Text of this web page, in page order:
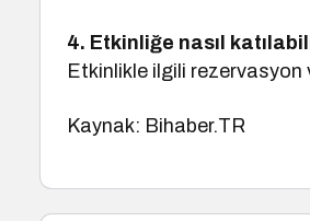
4. Etkinliğe nasıl
Etkinlikle ilgili rezervasyon
Kaynak: Bihaber.TR